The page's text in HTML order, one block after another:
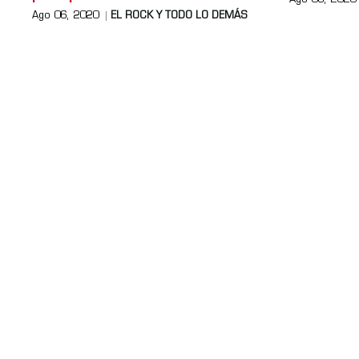
Ago 06, 2020 EL ROCK Y TODO LO DEMÁS